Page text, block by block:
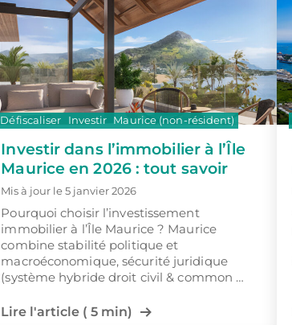
Investir dans l’immobilier à l’Île
Maurice en 2026 : tout savoir
Mis à jour le 5 janvier 2026
Pourquoi choisir l’investissement
immobilier à l’Île Maurice ? Maurice
combine stabilité politique et
macroéconomique, sécurité juridique
(système hybride droit civil & common …
Lire l'article ( 5 min)
Défiscaliser Investir Maurice (non-résident)